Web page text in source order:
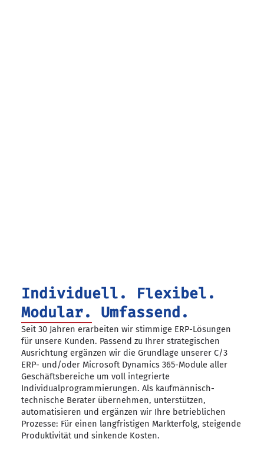
Individuell. Flexibel.
Modular. Umfassend.
Seit 30 Jahren erarbeiten wir stimmige ERP-Lösungen
für unsere Kunden. Passend zu Ihrer strategischen
Ausrichtung ergänzen wir die Grundlage unserer C/3
ERP- und/oder Microsoft Dynamics 365-Module aller
Geschäftsbereiche um voll integrierte
Individualprogrammierungen. Als kaufmännisch-
technische Berater übernehmen, unterstützen,
automatisieren und ergänzen wir Ihre betrieblichen
Prozesse: Für einen langfristigen Markterfolg, steigende
Produktivität und sinkende Kosten.